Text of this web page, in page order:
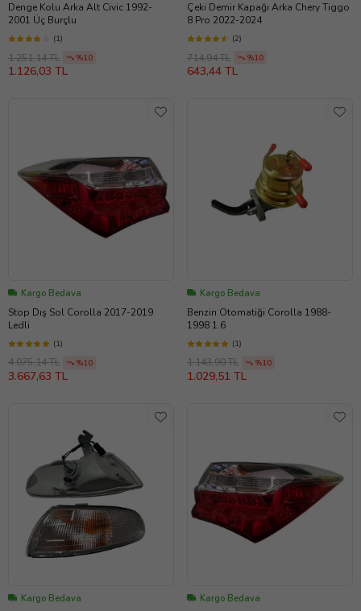
Denge Kolu Arka Alt Civic 1992-
2001 Üç Burçlu
(1)
1.251,14 TL %10
1.126,03 TL
Çeki Demir Kapağı Arka Chery Tiggo
8 Pro 2022-2024
(2)
714,94 TL %10
643,44 TL
Kargo Bedava
Stop Dış Sol Corolla 2017-2019
Ledli
(1)
4.075,14 TL %10
3.667,63 TL
Kargo Bedava
Benzin Otomatiği Corolla 1988-
1998 1.6
(1)
1.143,90 TL %10
1.029,51 TL
Kargo Bedava Kargo Bedava